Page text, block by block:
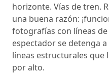
horizonte. Vías de tren.
una buena razón:
fotografías con líneas
espectador se detenga
líneas estructurales que
por alto.